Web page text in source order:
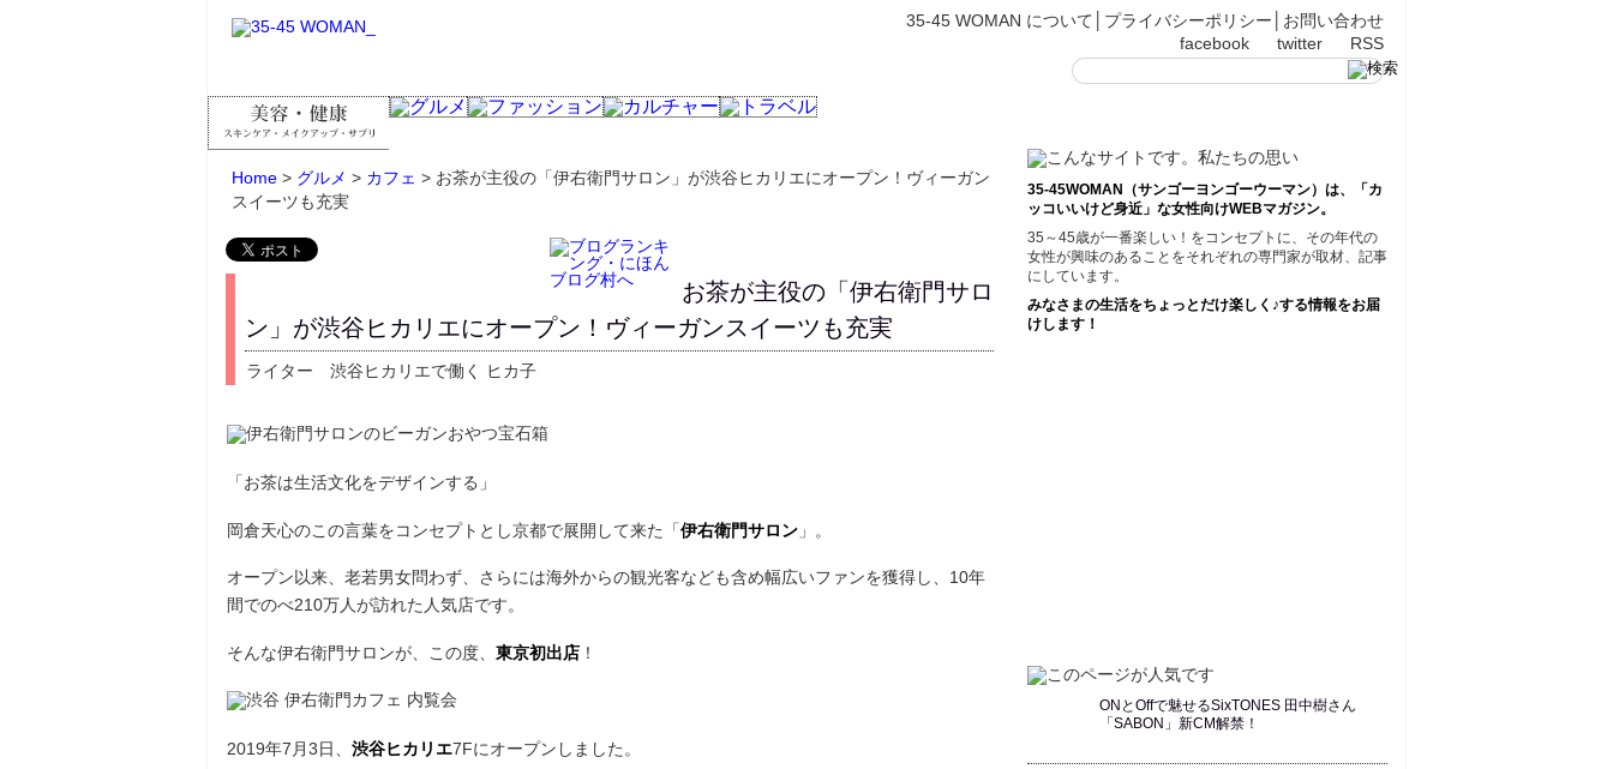
35-45 WOMAN について プライバシーポリシー
お問い合わせ
facebook
twitter RSS
Home > グルメ > カフェ > お茶が主役の「伊右衛門サロン」が渋谷ヒカリエにオープン！ヴィーガン
スイーツも充実
お茶が主役の「伊右衛門サロ
ン」が渋谷ヒカリエにオープン！ヴィーガンスイーツも充実
ライター 渋谷ヒカリエで働く ヒカ子
「お茶は生活文化をデザインする」
岡倉天心のこの言葉をコンセプトとし京都で展開して来た「伊右衛門サロン 」。
オープン以来、老若男女問わず、さらには海外からの観光客なども含め幅広いファンを獲得し、10年
間でのべ210万人が訪れた人気店です。
そんな伊右衛門サロンが、この度、 東京初出店 ！
2019年7月3日、 渋谷ヒカリエ7Fにオープンしました。
35-45WOMAN（サンゴーヨンゴーウーマン）は、「カ
ッコいいけど身近」な女性向けWEBマガジン。
35～45歳が一番楽しい！をコンセプトに、その年代の
女性が興味のあることをそれぞれの専門家が取材、記事
にしています。
みなさまの生活をちょっとだけ楽しく♪する情報をお届
けします！
ONとOffで魅せるSixTONES 田中樹さん
「SABON」新CM解禁！